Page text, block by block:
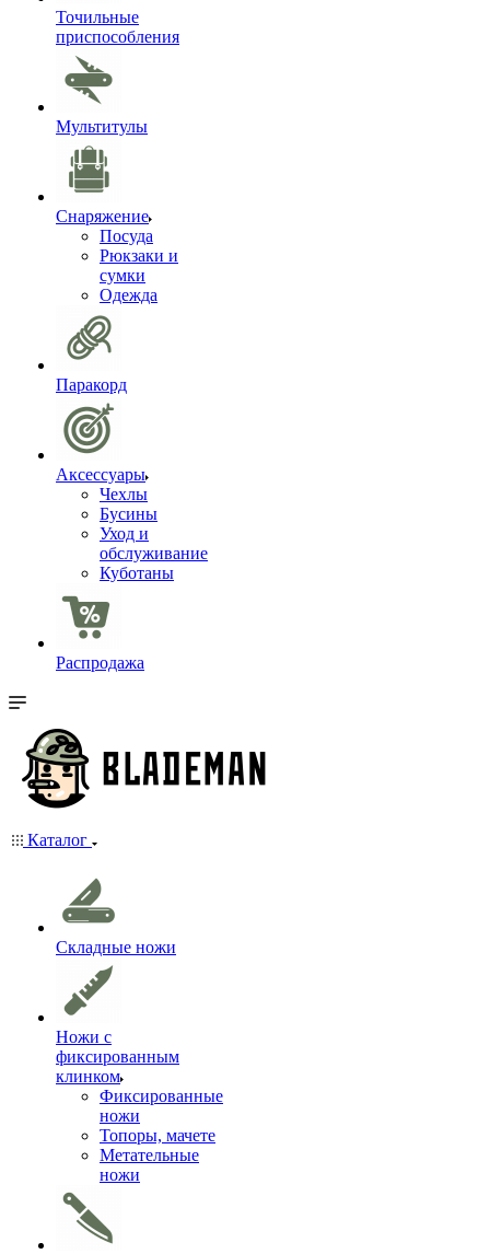
Точильные
приспособления
Мультитулы
Снаряжение
Посуда
Рюкзаки и
сумки
Одежда
Паракорд
Аксессуары
Чехлы
Бусины
Уход и
обслуживание
Куботаны
Распродажа
Каталог
Складные ножи
Ножи с
фиксированным
клинком
Фиксированные
ножи
Топоры, мачете
Метательные
ножи